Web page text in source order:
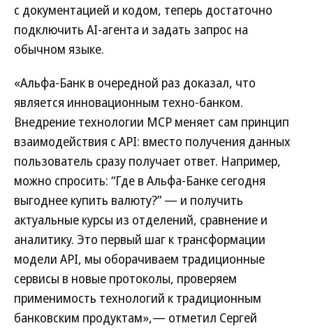
с документацией и кодом, теперь достаточно
подключить AI-агента и задать запрос на
обычном языке.
«Альфа-Банк в очередной раз доказал, что
является инновационным техно-банком.
Внедрение технологии MCP меняет сам принцип
взаимодействия с API: вместо получения данных
пользователь сразу получает ответ. Например,
можно спросить: “Где в Альфа-Банке сегодня
выгоднее купить валюту?” — и получить
актуальные курсы из отделений, сравнение и
аналитику. Это первый шаг к трансформации
модели API, мы оборачиваем традиционные
сервисы в новые протоколы, проверяем
применимость технологий к традиционным
банковским продуктам»,— отметил Сергей